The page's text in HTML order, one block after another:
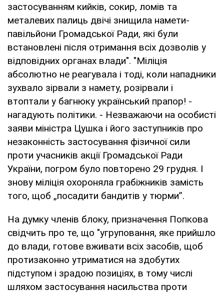
застосуванням кийків, сокир, ломів та
металевих палиць двічі знищила намети-
павільйони Громадської Ради, які були
встановлені після отримання всіх дозволів у
відповідних органах влади". "Міліція
абсолютно не реагувала і тоді, коли нападники
зухвало зірвали з намету, розірвали і
втоптали у багнюку український прапор! -
нагадують політики. - Незважаючи на особисті
заяви міністра Цушка і його заступників про
незаконність застосування фізичної сили
проти учасників акції Громадської Ради
України, погром було повторено 29 грудня. І
знову міліція охороняла грабіжників замість
того, щоб „посадити бандитів у тюрми”.
На думку членів блоку, призначення Попкова
свідчить про те, що "угруповання, яке прийшло
до влади, готове вживати всіх засобів, щоб
протизаконно утриматися на здобутих
підступом і зрадою позиціях, в тому числі
шляхом застосування насильства проти